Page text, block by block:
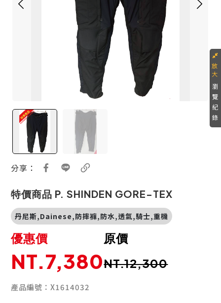
分享：
特價商品 P. SHINDEN GORE-TEX
丹尼斯,Dainese,防摔褲,防水,透氣,騎士,重機
原價
NT.12,300
優惠價
NT.7,380
產品編號：X1614032
瀏
覽
紀
錄